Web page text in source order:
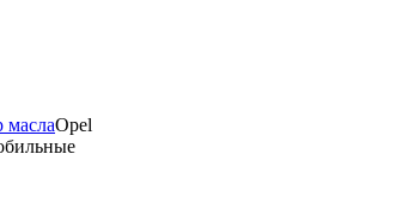
маслаOpel